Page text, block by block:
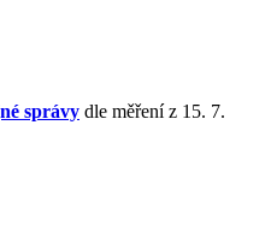
správy dle měření z 15. 7.